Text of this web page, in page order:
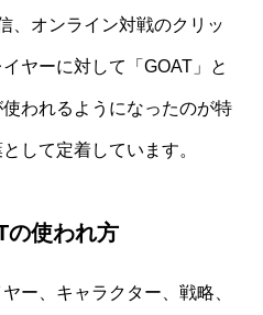
、オンライン対戦のクリッ
ヤーに対して「GOAT」と
われるようになったのが特
して定着しています。
の使われ方
ー、キャラクター、戦略、